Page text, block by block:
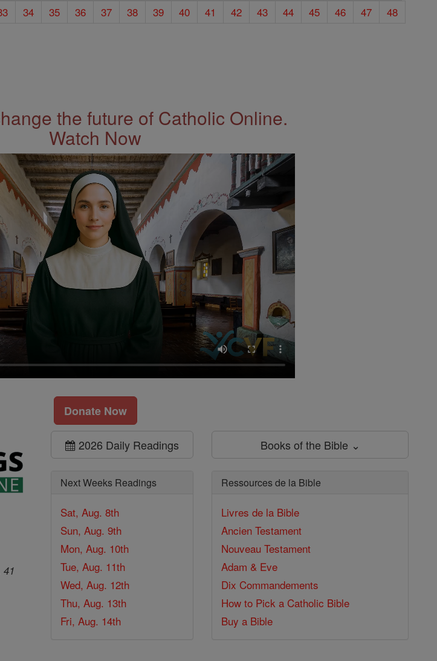
34 35 36 37 38 39 40 41 42 43 44 45 46 47
48
the future of Catholic Online.
Watch Now
Donate Now
41
2026 Daily Readings
Next Weeks Readings
Sat, Aug. 8th
Sun, Aug. 9th
Mon, Aug. 10th
Tue, Aug. 11th
Wed, Aug. 12th
Thu, Aug. 13th
Fri, Aug. 14th
Books of the Bible ⌄
Ressources de la Bible
Livres de la Bible
Ancien Testament
Nouveau Testament
Adam & Eve
Dix Commandements
How to Pick a Catholic Bible
Buy a Bible